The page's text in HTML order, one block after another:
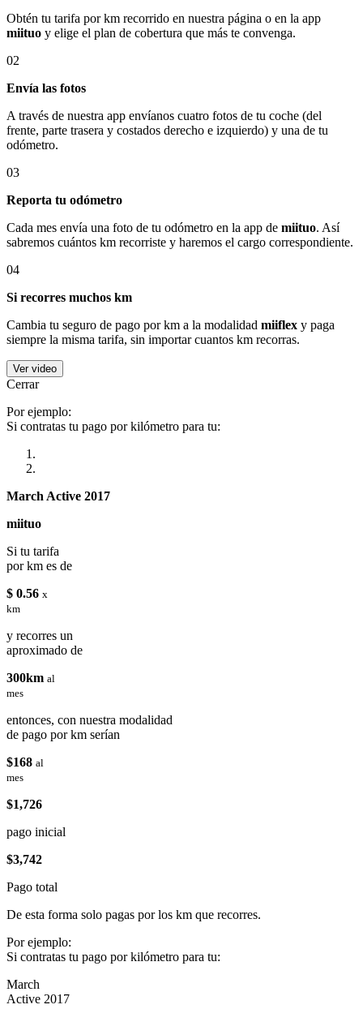
Obtén tu tarifa por km recorrido en nuestra página o en la app
miituo y elige el plan de cobertura que más te convenga.
02
Envía las fotos
A través de nuestra app envíanos cuatro fotos de tu coche (del
frente, parte trasera y costados derecho e izquierdo) y una de tu
odómetro.
03
Reporta tu odómetro
Cada mes envía una foto de tu odómetro en la app de miituo. Así
sabremos cuántos km recorriste y haremos el cargo correspondiente.
04
Si recorres muchos km
Cambia tu seguro de pago por km a la modalidad miiflex y paga
siempre la misma tarifa, sin importar cuantos km recorras.
Ver video
Cerrar
Por ejemplo:
Si contratas tu pago por kilómetro para tu:
March Active 2017
miituo
Si tu tarifa
por km es de
$ 0.56 x
km
y recorres un
aproximado de
300km al
mes
entonces, con nuestra modalidad
de pago por km serían
$168 al
mes
$1,726
pago inicial
$3,742
Pago total
De esta forma solo pagas por los km que recorres.
Por ejemplo:
Si contratas tu pago por kilómetro para tu:
March
Active 2017